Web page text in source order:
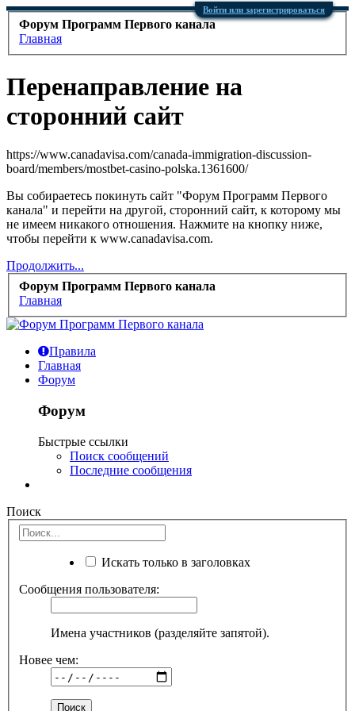
Войти или зарегистрироваться
Форум Программ Первого канала
Главная
Перенаправление на
сторонний сайт
https://www.canadavisa.com/canada-immigration-discussion-
board/members/mostbet-casino-polska.1361600/
Вы собираетесь покинуть сайт "Форум Программ Первого
канала" и перейти на другой, сторонний сайт, к которому мы
не имеем никакого отношения. Нажмите на кнопку ниже,
чтобы перейти к www.canadavisa.com.
Продолжить...
Форум Программ Первого канала
Главная
Правила
Главная
Форум
Форум
Быстрые ссылки
Поиск сообщений
Последние сообщения
Поиск
Искать только в заголовках
Сообщения пользователя:
Имена участников (разделяйте запятой).
Новее чем: